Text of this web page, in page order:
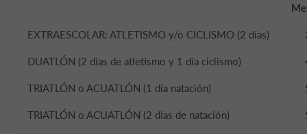
EXTRAESCOLAR: ATLETISMO y/o CICLISMO (2 días)
DUATLÓN (2 días de atletismo y 1 día ciclismo)
TRIATLÓN o ACUATLÓN (1 día natación)
TRIATLÓN o ACUATLÓN (2 días de natación)